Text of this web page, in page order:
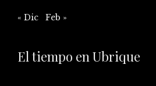
« Dic Feb »
El tiempo en Ubrique